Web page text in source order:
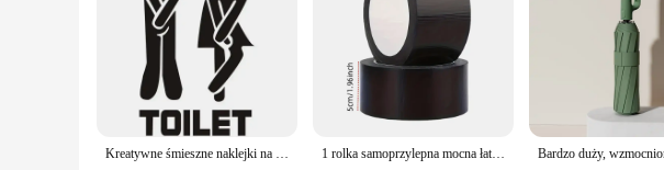
Kreatywne śmieszne naklejki na ścianę/drzwi toalety dekoracja łazienki wodoodporne naklejki tapeta winylowa plakat Home Decor ściana O E0O8 1 rolka samoprzylepna mocna łatka ze sztucznej skóry wodoodporna naprawa PU skuter motocykl skórzane krzesło sofa łatka DIY czarny